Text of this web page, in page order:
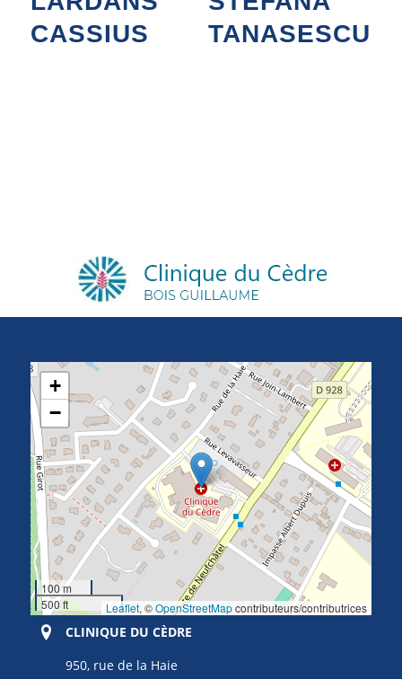
CASSIUS
TANASESCU
+
−
100 m
500 ft
Leaflet, ©OpenStreetMapcontributeurs/contributrices
CLINIQUE DU CÈDRE
950, rue de la Haie